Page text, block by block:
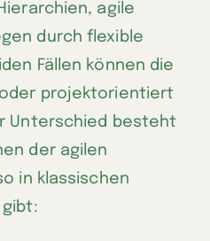
agile
durch flexible
Fällen können die
projektorientiert
Unterschied besteht
der agilen
in klassischen
gibt: